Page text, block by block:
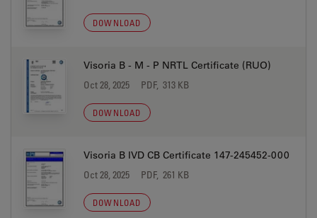
DOWNLOAD
Visoria B - M - P NRTL Certificate (RUO)
Oct 28, 2025 PDF, 313 KB
DOWNLOAD
Visoria B IVD CB Certificate 147-245452-000
Oct 28, 2025 PDF, 261 KB
DOWNLOAD